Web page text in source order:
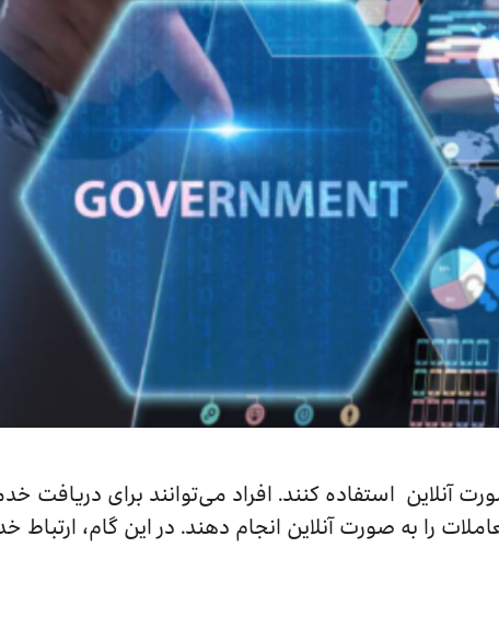
آنلاین استفاده کنند. افراد می‌توانند برای دریافت
را به صورت آنلاین انجام دهند. در این گام، ارتباط